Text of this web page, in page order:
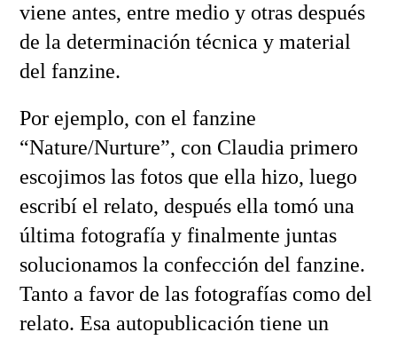
viene antes, entre medio y otras después
de la determinación técnica y material
del fanzine.
Por ejemplo, con el fanzine
“Nature/Nurture”, con Claudia primero
escojimos las fotos que ella hizo, luego
escribí el relato, después ella tomó una
última fotografía y finalmente juntas
solucionamos la confección del fanzine.
Tanto a favor de las fotografías como del
relato. Esa autopublicación tiene un